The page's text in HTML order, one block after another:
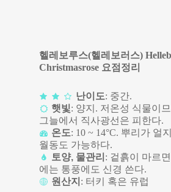
헬레보루스(헬레보러스)
Christmasrose 요점정리
난이도: 중간.
햇빛: 양지. 저온성 식물이
그늘에서 직사광선은 피한다.
온도: 10 ~ 14°C. 뿌리가 얼
월동도 가능하다.
토양, 물관리 : 겉흙이 마르
에는 통풍에도 신경 쓴다.
원산지 : 터키 혹은 유럽